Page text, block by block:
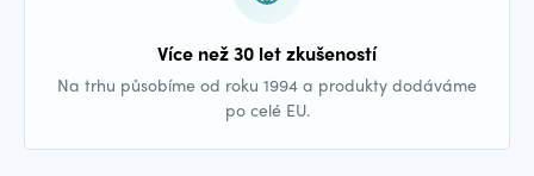
Více než 30 let zkušeností
Na trhu působíme od roku 1994 a produkty dodáváme
po celé EU.